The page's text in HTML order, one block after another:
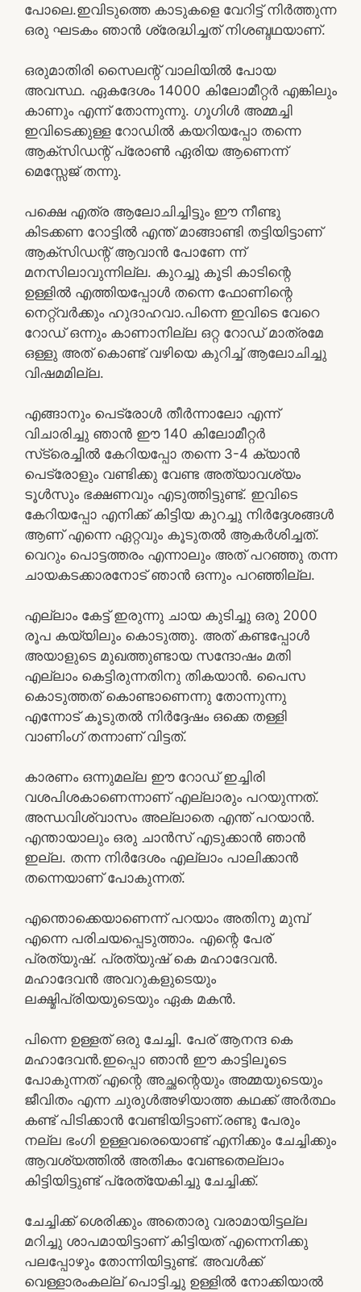
പോലെ.ഇവിടുത്തെ കാടുകളെ വേറിട്ട്‌ നിർത്തുന്ന
ഒരു ഘടകം ഞാൻ ശ്രേദ്ധിച്ചത് നിശബ്ദഥയാണ്.
ഒരുമാതിരി സൈലന്റ് വാലിയിൽ പോയ
അവസ്ഥ. ഏകദേശം 14000 കിലോമീറ്റർ എങ്കിലും
കാണും എന്ന് തോന്നുന്നു. ഗൂഗിൾ അമ്മച്ചി
ഇവിടെക്കുള്ള റോഡിൽ കയറിയപ്പോ തന്നെ
ആക്‌സിഡന്റ് പ്രോൺ ഏരിയ ആണെന്ന്
മെസ്സേജ് തന്നു.
പക്ഷെ എത്ര ആലോചിച്ചിട്ടും ഈ നീണ്ടു
കിടക്കണ റോട്ടിൽ എന്ത് മാങ്ങാണ്ടി തട്ടിയിട്ടാണ്
ആക്‌സിഡന്റ് ആവാൻ പോണേ ന്ന്
മനസിലാവുന്നില്ല. കുറച്ചു കൂടി കാടിന്റെ
ഉള്ളിൽ എത്തിയപ്പോൾ തന്നെ ഫോണിന്റെ
നെറ്റ്‌വർക്കും ഹുദാഹവാ.പിന്നെ ഇവിടെ വേറെ
റോഡ് ഒന്നും കാണാനില്ല ഒറ്റ റോഡ് മാത്രമേ
ഒള്ളു അത് കൊണ്ട് വഴിയെ കുറിച്ച് ആലോചിച്ചു
വിഷമമില്ല.
എങ്ങാനും പെട്രോൾ തീർന്നാലോ എന്ന്
വിചാരിച്ചു ഞാൻ ഈ 140 കിലോമീറ്റർ
സ്‌ട്രെച്ചിൽ കേറിയപ്പോ തന്നെ 3-4 ക്യാൻ
പെട്രോളും വണ്ടിക്കു വേണ്ട അത്യാവശ്യം
ടൂൾസും ഭക്ഷണവും എടുത്തിട്ടുണ്ട്. ഇവിടെ
കേറിയപ്പോ എനിക്ക് കിട്ടിയ കുറച്ചു നിർദ്ദേശങ്ങൾ
ആണ് എന്നെ ഏറ്റവും കൂടുതൽ ആകർശിച്ചത്.
വെറും പൊട്ടത്തരം എന്നാലും അത് പറഞ്ഞു തന്ന
ചായകടക്കാരനോട് ഞാൻ ഒന്നും പറഞ്ഞില്ല.
എല്ലാം കേട്ട് ഇരുന്നു ചായ കുടിച്ചു ഒരു 2000
രൂപ കയ്യിലും കൊടുത്തു. അത് കണ്ടപ്പോൾ
അയാളുടെ മുഖത്തുണ്ടായ സന്ദോഷം മതി
എല്ലാം കെട്ടിരുന്നതിനു തികയാൻ. പൈസ
കൊടുത്തത് കൊണ്ടാണെന്നു തോന്നുന്നു
എന്നോട് കൂടുതൽ നിർദ്ദേഷം ഒക്കെ തള്ളി
വാണിംഗ് തന്നാണ് വിട്ടത്.
കാരണം ഒന്നുമല്ല ഈ റോഡ് ഇച്ചിരി
വശപിശകാണെന്നാണ് എല്ലാരും പറയുന്നത്.
അന്ധവിശ്വാസം അല്ലാതെ എന്ത് പറയാൻ.
എന്തായാലും ഒരു ചാൻസ് എടുക്കാൻ ഞാൻ
ഇല്ല. തന്ന നിർദേശം എല്ലാം പാലിക്കാൻ
തന്നെയാണ് പോകുന്നത്.
എന്തൊക്കെയാണെന്ന് പറയാം അതിനു മുമ്പ്
എന്നെ പരിചയപ്പെടുത്താം. എന്റെ പേര്
പ്രത്യുഷ്. പ്രത്യുഷ് കെ മഹാദേവൻ.
മഹാദേവൻ അവറുകളുടെയും
ലക്ഷ്മിപ്രിയയുടെയും ഏക മകൻ.
പിന്നെ ഉള്ളത് ഒരു ചേച്ചി. പേര് ആനന്ദ കെ
മഹാദേവൻ.ഇപ്പൊ ഞാൻ ഈ കാട്ടിലൂടെ
പോകുന്നത് എന്റെ അച്ഛന്റെയും അമ്മയുടെയും
ജീവിതം എന്ന ചുരുൾഅഴിയാത്ത കഥക്ക് അർത്ഥം
കണ്ട് പിടിക്കാൻ വേണ്ടിയിട്ടാണ്.രണ്ടു പേരും
നല്ല ഭംഗി ഉള്ളവരെയൊണ്ട് എനിക്കും ചേച്ചിക്കും
ആവശ്യത്തിൽ അതികം വേണ്ടതെല്ലാം
കിട്ടിയിട്ടുണ്ട് പ്രേത്യേകിച്ചു ചേച്ചിക്ക്.
ചേച്ചിക്ക് ശെരിക്കും അതൊരു വരാമായിട്ടല്ല
മറിച്ചു ശാപമായിട്ടാണ് കിട്ടിയത് എന്നെനിക്കു
പലപ്പോഴും തോന്നിയിട്ടുണ്ട്. അവൾക്ക്
വെള്ളാരംകല്ല് പൊട്ടിച്ചു ഉള്ളിൽ നോക്കിയാൽ